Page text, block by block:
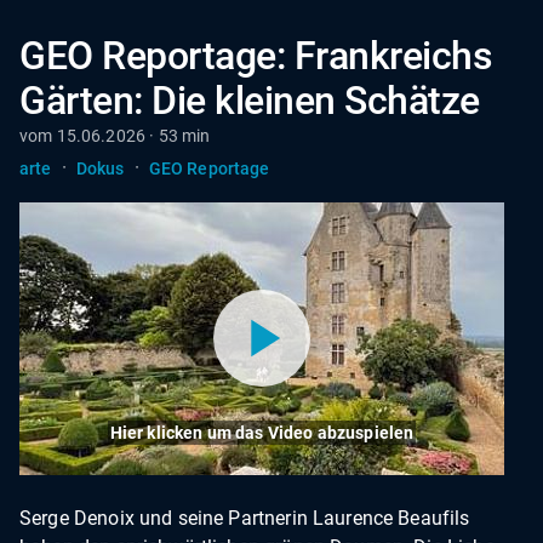
GEO Reportage: Frankreichs
Gärten: Die kleinen Schätze
vom 15.06.2026 · 53 min
arte
· Dokus · GEO Reportage
Hier klicken um das Video abzuspielen
Serge Denoix und seine Partnerin Laurence Beaufils